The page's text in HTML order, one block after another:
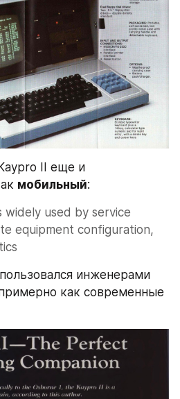
II еще и
мобильный:
widely used by service
equipment configuration,
инженерами
как современные